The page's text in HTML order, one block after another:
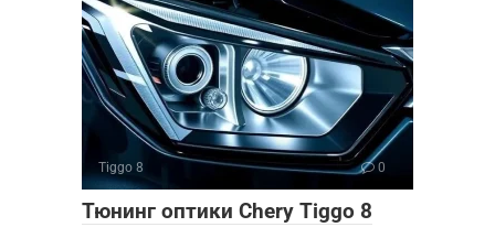
Tiggo 8 0
Тюнинг оптики Chery Tiggo 8